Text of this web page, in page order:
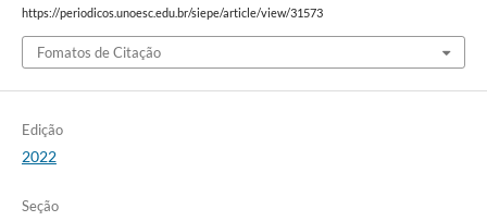
https://periodicos.unoesc.edu.br/siepe/article/view/31573
Fomatos de Citação
Edição
2022
Seção